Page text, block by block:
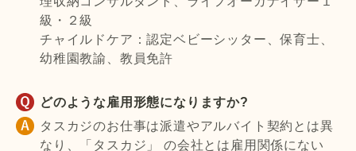
級・２級
チャイルドケア：認定ベビーシッター、保育士、
幼稚園教諭、教員免許
どのような雇用形態になりますか?
タスカジのお仕事は派遣やアルバイト契約とは異
なり、「タスカジ」 の会社とは雇用関係にない